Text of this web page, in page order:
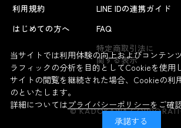
利用規約
はじめての方へ
LINE IDの連携ガイド
FAQ
特定商取引法に
関する表示
© KADOKAWA
当サイトでは利用体験の向上およびコンテン
ラフィックの分析を目的としてCookieを使用
サイトの閲覧を継続された場合、Cookieの利
のといたします。
詳細についてはプライバシーポリシーをご確
承諾する